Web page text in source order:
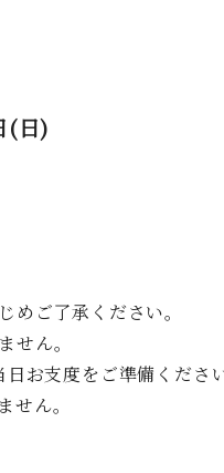
(日)
ご了承ください。
せん。
お支度をご準備くださ
ん。